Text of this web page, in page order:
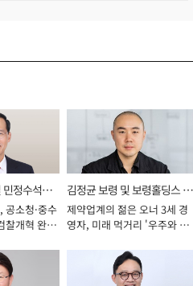
정수석비
공소청·중수
찰개혁 완수
김정균 보령 및 보령홀딩스 대
표이사 사장
제약업계의 젊은 오너 3세 경
영자, 미래 먹거리 '우주와 헬